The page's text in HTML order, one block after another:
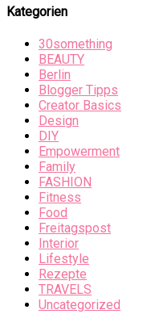
Kategorien
30something
BEAUTY
Berlin
Blogger Tipps
Creator Basics
Design
DIY
Empowerment
Family
FASHION
Fitness
Food
Freitagspost
Interior
Lifestyle
Rezepte
TRAVELS
Uncategorized